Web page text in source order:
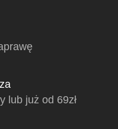
lub już od 69zł